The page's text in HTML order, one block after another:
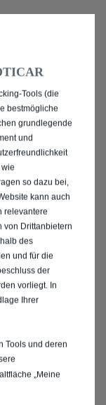
ALLE
MIT
Tools (die
bestmögliche
grundlegende
und
so dazu bei,
kann auch
relevantere
von Drittanbietern
des
und für die
der
vorliegt. In
Ihrer
Tools und deren
„Meine